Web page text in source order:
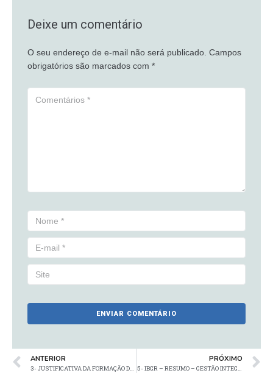
Deixe um comentário
O seu endereço de e-mail não será publicado. Campos
obrigatórios são marcados com *
ANTERIOR
3- JUSTIFICATIVA DA FORMAÇÃO DO PSR
PRÓXIMO
5- IBGR – RESUMO – GESTÃO INTEGRADA DE RISCOS